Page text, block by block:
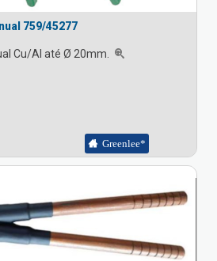
759/45277
Cu/Al até Ø 20mm.
Greenlee*